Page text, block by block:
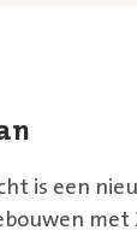
is een
met